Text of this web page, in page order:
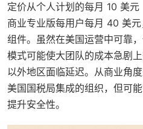
定价从个人计划的每月 10 美
商业专业版每用户每月 40 美
组件。虽然在美国运营中可靠
模式可能使大团队的成本急剧
以外地区面临延迟。从商业角
美国国税局集成的组织，但可
提升安全性。